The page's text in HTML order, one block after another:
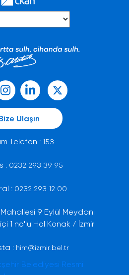
Ulaşın
Telefon : 153
: 0232 293 39 95
: 0232 293 12 00
9 Eylül Meydanı
1 no'lu Hol Konak / İzmir
: him@izmir.bel.tr